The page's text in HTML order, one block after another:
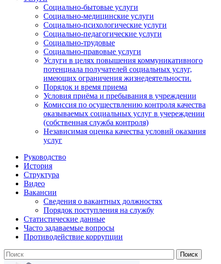
Социально-бытовые услуги
Социально-медицинские услуги
Социально-психологические услуги
Социально-педагогические услуги
Социально-трудовые
Социально-правовые услуги
Услуги в целях повышения коммуникативного
потенциала получателей социальных услуг,
имеющих ограничения жизнедеятельности.
Порядок и время приема
Условия приёма и пребывания в учреждении
Комиссия по осуществлению контроля качества
оказываемых социальных услуг в учереждении
(собственная служба контроля)
Независимая оценка качества условий оказания
услуг
Руководство
История
Структура
Видео
Вакансии
Сведения о вакантных должностях
Порядок поступления на службу
Статистические данные
Часто задаваемые вопросы
Противодействие коррупции